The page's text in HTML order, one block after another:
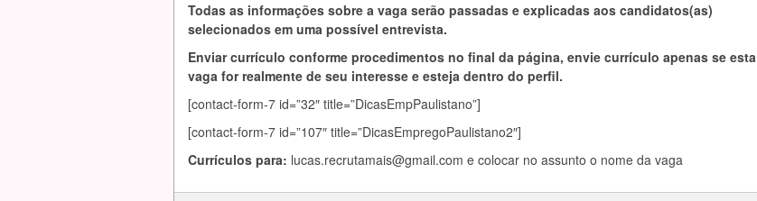
Todas as informações sobre a vaga serão passadas e explicadas aos candidatos(as)
selecionados em uma possível entrevista.
Enviar currículo conforme procedimentos no final da página, envie currículo apenas se esta
vaga for realmente de seu interesse e esteja dentro do perfil.
[contact-form-7 id=”32″ title=”DicasEmpPaulistano”]
[contact-form-7 id=”107″ title=”DicasEmpregoPaulistano2″]
Currículos para: lucas.recrutamais@gmail.com e colocar no assunto o nome da vaga